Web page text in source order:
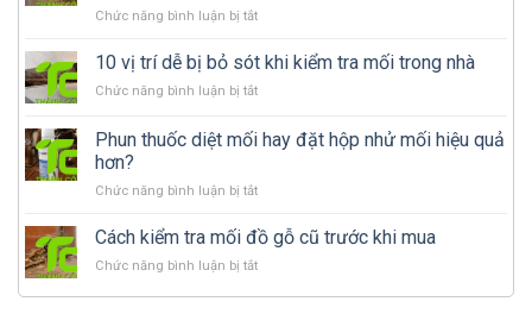
cần
gì
tránh
phát?
Chức năng bình luận bị tắtở
xử
mối
phát
phải
đi
nhiều
10 vị trí dễ bị bỏ sót khi kiểm tra mối trong nhà
Chức năng bình luận bị tắtở
vị
trí
bị
sót
khi
kiểm
Phun thuốc diệt mối hay đặt hộp nhử mối hiệu quả
hơn?
Chức năng bình luận bị tắtở
thuốc
diệt
mối
Cách kiểm tra mối đồ gỗ cũ trước khi mua
Chức năng bình luận bị tắtở